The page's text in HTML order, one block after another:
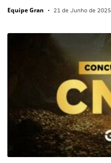
Equipe Gran • 21 de Junho de 2025